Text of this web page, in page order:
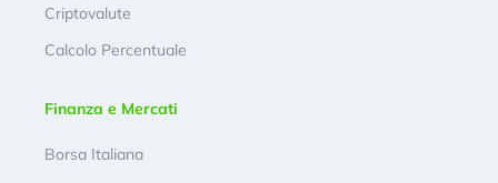
Criptovalute
Calcolo Percentuale
Finanza e Mercati
Borsa Italiana